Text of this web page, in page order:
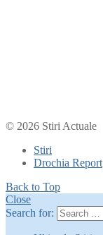
© 2026 Stiri Actuale
Stiri
Drochia Report
Back to Top
Close
Search for: